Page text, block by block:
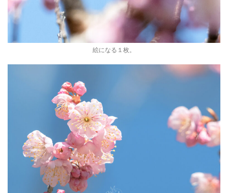
絵になる１枚。